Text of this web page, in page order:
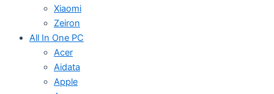
Xiaomi
Zeiron
All In One PC
Acer
Aidata
Apple